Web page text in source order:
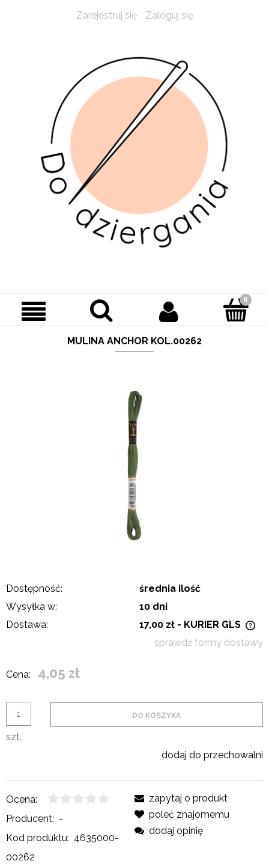
Zarejestruj się Zaloguj się
MULINA ANCHOR KOL.00262
Dostępność:
średnia ilość
Wysyłka w:
10 dni
Dostawa:
17,00 zł - KURIER GLS
sprawdź formy dostawy
Cena: 4,05 zł
szt.
DO KOSZYKA
dodaj do przechowalni
Ocena:
Producent: -
Kod produktu: 4635000-
00262
zapytaj o produkt
poleć znajomemu
dodaj opinię